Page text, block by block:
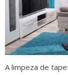
A limpeza de